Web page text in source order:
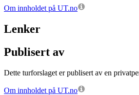
Om innholdet på UT.no
Lenker
Publisert av
Dette turforslaget er publisert av en
Om innholdet på UT.no